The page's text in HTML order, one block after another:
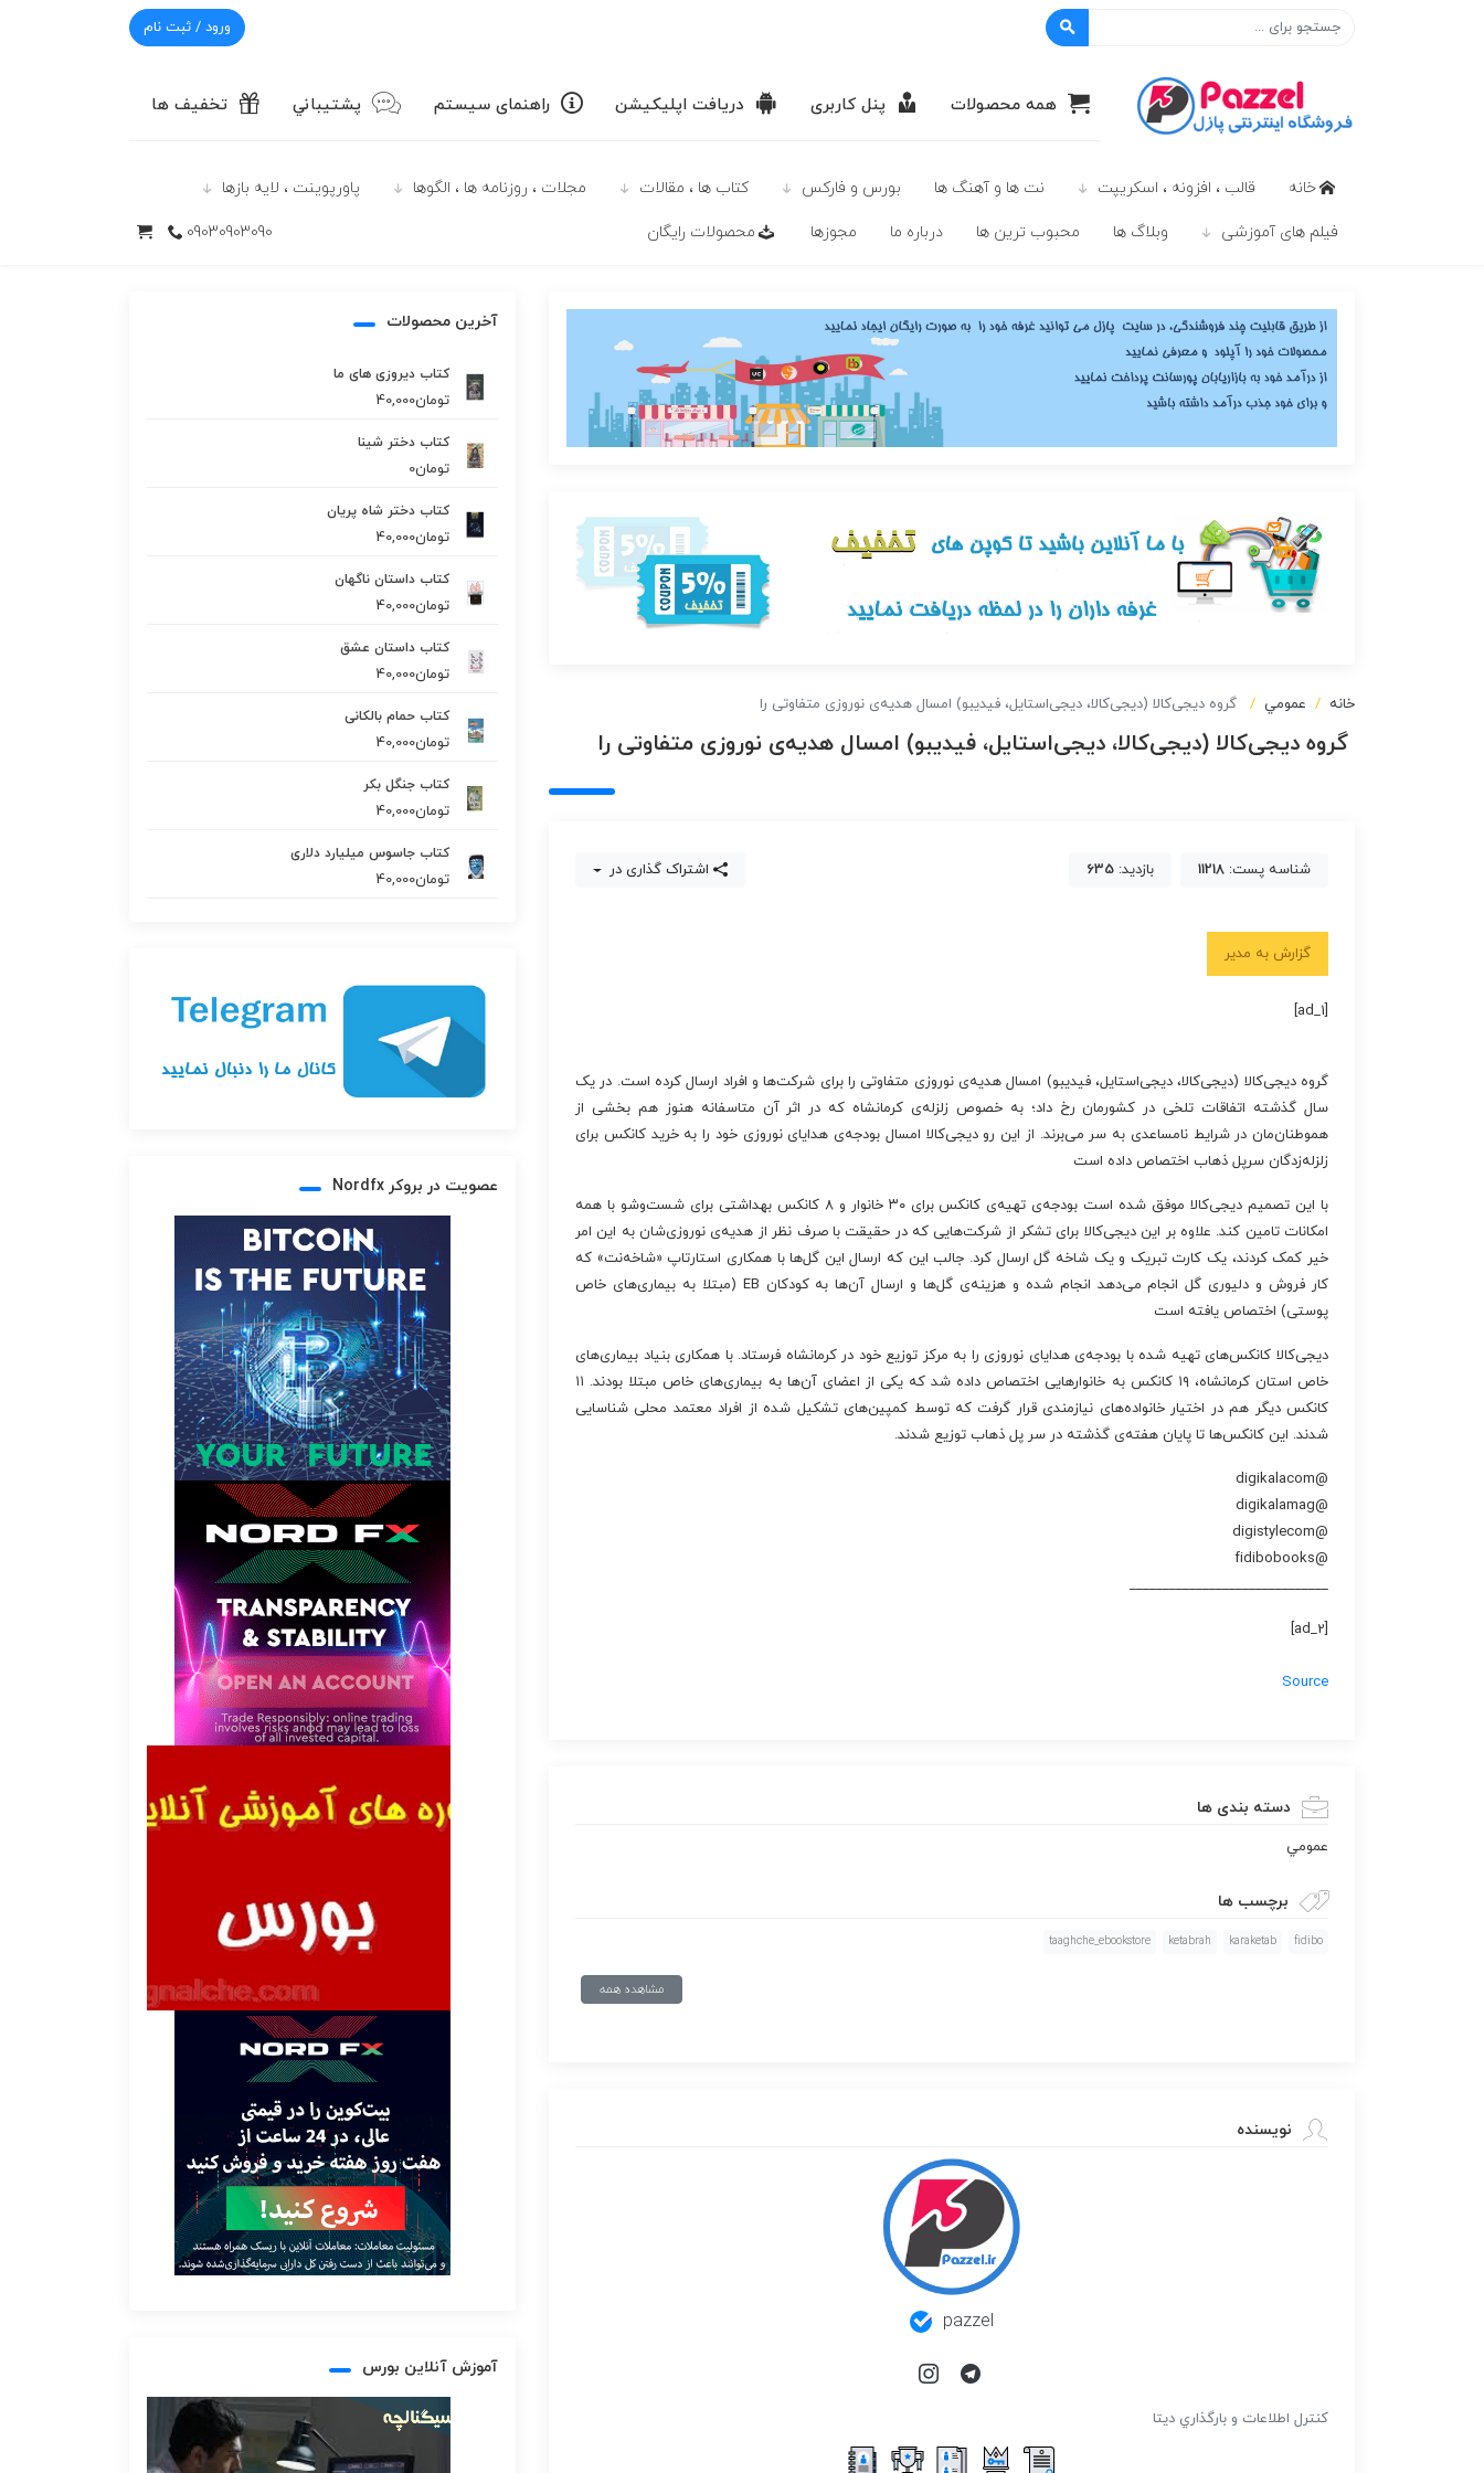
ورود / ثبت نام
همه محصولات پنل کاربری دریافت اپلیکیشن راهنمای سیستم پشتيباني تخفیف ها
خانه قالب ، افزونه ، اسکریپت نت ها و آهنگ ها بورس و فارکس كتاب ها ، مقالات مجلات ، روزنامه ها ، الگوها پاورپوينت ، لایه بازها
فیلم های آموزشی وبلاگ ها محبوب ترين ها درباره ما مجوزها محصولات رايگان 09030903090
خانه عمومي ‌ گروه دیجی‌کالا (دیجی‌کالا، دیجی‌استایل، فیدیبو) امسال هدیه‌ی نوروزی متفاوتی را
‌ گروه دیجی‌کالا (دیجی‌کالا، دیجی‌استایل، فیدیبو) امسال هدیه‌ی نوروزی متفاوتی را
شناسه پست: 11218 بازدید: 635 اشتراک گذاری در
گزارش به مدیر
گروه دیجی‌کالا (دیجی‌کالا، دیجی‌استایل، فیدیبو) امسال هدیه‌ی نوروزی متفاوتی را برای شرکت‌ها و افراد ارسال کرده است. در یک
سال گذشته اتفاقات تلخی در کشورمان رخ داد؛ به خصوص زلزله‌ی کرمانشاه که در اثر آن متاسفانه هنوز هم بخشی از
هموطنان‌مان در شرایط نامساعدی به سر می‌برند. از این رو دیجی‌کالا امسال بودجه‌ی هدایای نوروزی خود را به خرید کانکس برای
زلزله‌زدگان سرپل ذهاب اختصاص داده است
با این تصمیم دیجی‌کالا موفق شده است بودجه‌ی تهیه‌ی کانکس برای ۳۰ خانوار و ۸ کانکس بهداشتی برای شست‌وشو با همه
امکانات تامین کند. علاوه بر این دیجی‌کالا برای تشکر از شرکت‌هایی که در حقیقت با صرف نظر از هدیه‌ی نوروزی‌شان به این امر
خیر کمک کردند، یک کارت تبریک و یک شاخه گل ارسال کرد. جالب این که ارسال این گل‌ها با همکاری استارتاپ «شاخه‌نت» که
کار فروش و دلیوری گل انجام می‌دهد انجام شده و هزینه‌ی گل‌ها و ارسال آن‌ها به کودکان EB (مبتلا به بیماری‌های خاص
پوستی) اختصاص یافته است
دیجی‌کالا کانکس‌های تهیه شده با بودجه‌ی هدایای نوروزی را به مرکز توزیع خود در کرمانشاه فرستاد. با همکاری بنیاد بیماری‌های
خاص استان کرمانشاه، ۱۹ کانکس به خانوارهایی اختصاص داده شد که یکی از اعضای آن‌ها به بیماری‌های خاص مبتلا بودند. ۱۱
کانکس دیگر هم در اختیار خانواده‌های نیازمندی قرار گرفت که توسط کمپین‌های تشکیل شده از افراد معتمد محلی شناسایی
شدند. این کانکس‌ها تا پایان هفته‌ی گذشته در سر پل ذهاب توزیع شدند.
@digikalacom
@digikalamag
@digistylecom
@fidibobooks
______________________________
Source
دسته بندی ها
عمومي
برچسب ها
fidibo
karaketab
ketabrah
taaghche_ebookstore
مشاهده همه
نویسنده
pazzel
كنترل اطلاعات و بارگذاري ديتا
آخرین محصولات
کتاب دیروزی های ما
تومان40,000
کتاب دختر شینا
تومان0
کتاب دختر شاه پریان
تومان40,000
کتاب داستان ناگهان
تومان40,000
کتاب داستان عشق
تومان40,000
کتاب حمام بالکانی
تومان40,000
کتاب جنگل بکر
تومان40,000
کتاب جاسوس میلیارد دلاری
تومان40,000
عصویت در بروکر Nordfx
آموزش آنلاین بورس